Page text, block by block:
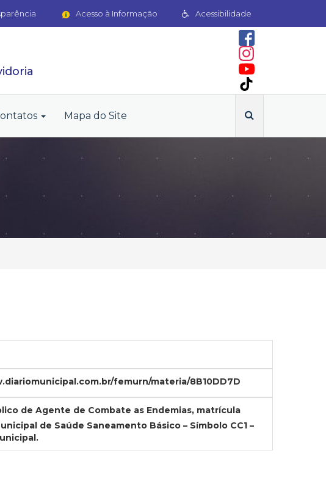
Acessibilidade
Acesso à Informação
Mapa do Site
femurn/materia/8B10DD7D
de Agente de Combate as Endemias, matrícula
de Saúde Saneamento Básico – Símbolo CC1 –